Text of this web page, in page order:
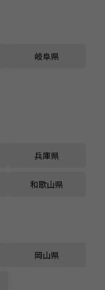
岐阜県
兵庫県
和歌山県
岡山県